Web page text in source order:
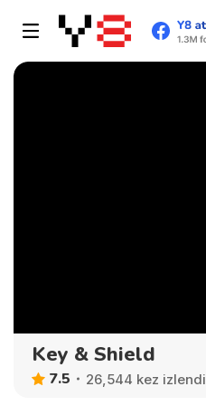
Key & Shield
7.5 26,544 kez izlendi